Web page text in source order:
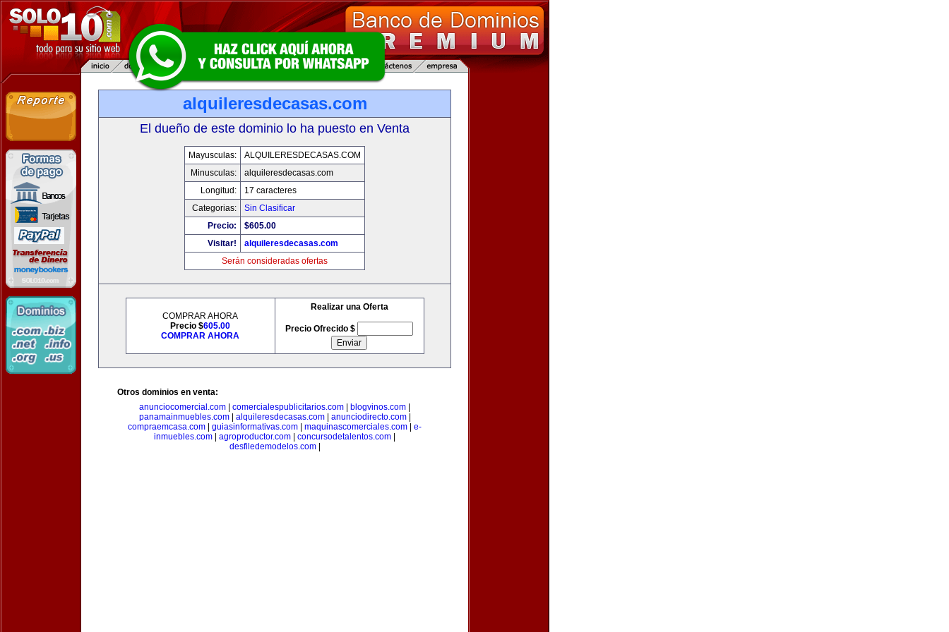
alquileresdecasas.com
El dueño de este dominio lo ha puesto en Venta
Mayusculas:
ALQUILERESDECASAS.COM
Minusculas:
alquileresdecasas.com
Longitud:
17 caracteres
Categorias:
Sin Clasificar
Precio:
$605.00
Visitar!
alquileresdecasas.com
Serán consideradas ofertas
COMPRAR AHORA
Precio $605.00
COMPRAR AHORA
Realizar una Oferta
Precio Ofrecido $
Otros dominios en venta:
anunciocomercial.com
comercialespublicitarios.com blogvinos.com
panamainmuebles.com| alquileresdecasas.com| anunciodirecto.com|
compraemcasa.com
guiasinformativas.com maquinascomerciales.com
e-
inmuebles.com
agroproductor.com concursodetalentos.com
desfiledemodelos.com|